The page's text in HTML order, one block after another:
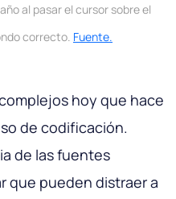
al pasar el cursor sobre el
correcto. Fuente.
hoy que hace
de codificación.
de las fuentes
que pueden distraer a